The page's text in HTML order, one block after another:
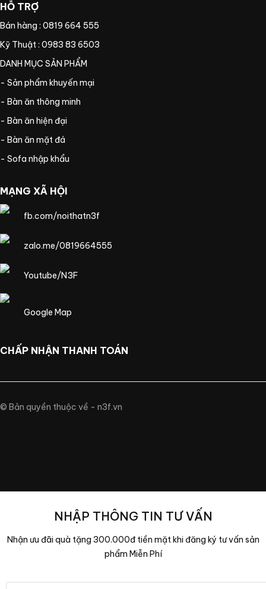
HỖ TRỢ
Bán hàng : 0819 664 555
Kỹ Thuật : 0983 83 6503
DANH MỤC SẢN PHẨM
- Sản phẩm khuyến mại
- Bàn ăn thông minh
- Bàn ăn hiện đại
- Bàn ăn mặt đá
- Sofa nhập khẩu
MẠNG XÃ HỘI
fb.com/noithatn3f
zalo.me/0819664555
Youtube/N3F
Google Map
CHẤP NHẬN THANH TOÁN
© Bản quyền thuộc về - n3f.vn
NHẬP THÔNG TIN TƯ VẤN
Nhận ưu đãi quà tặng 300.000đ tiền mặt khi đăng ký tư vấn sản
phẩm Miễn Phí